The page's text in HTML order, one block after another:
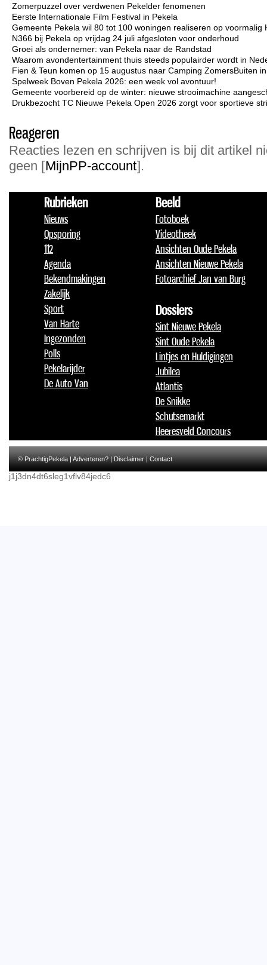
Zomerpuzzel over verdwenen Pekelder fenomenen
Eerste Internationale Film Festival in Pekela
Gemeente Pekela wil 80 tot 100 woningen realiseren op voormalig
N366 bij Pekela op vrijdag 24 juli afgesloten voor onderhoud
Groei als ondernemer: van Pekela naar de Randstad
Waarom avondentertainment thuis steeds populairder wordt in
Fien & Teun komen op 15 augustus naar Camping ZomersBuiten
Spelweek Boven Pekela 2026: een week vol avontuur!
Gemeente voorbereid op de winter: nieuwe strooimachine
Drukbezocht TC Nieuwe Pekela Open 2026 zorgt voor sportieve
Reageren
Reacties lezen en schrijven is bij dit artikel
geen [MijnPP-account].
Rubrieken
Nieuws
Opsporing
112
Agenda
Bekendmakingen
Zakelijk
Sport
Van Harte
Ingezonden
Polls
Pekelarijder
De Auto Van
Beeld
Fotoboek
Videotheek
Ansichten Oude Pekela
Ansichten Nieuwe Pekela
Fotoarchief Jan van Burg
Dossiers
Sint Nieuwe Pekela
Sint Oude Pekela
Lintjes en Huldigingen
Jubilea
Atlantis
De Snikke
Schutsemarkt
Heeresveld Concours
© PrachtigPekela |Adverteren?|Disclaimer|Contact
j1j3dn4dt6sleg1vflv84jedc6